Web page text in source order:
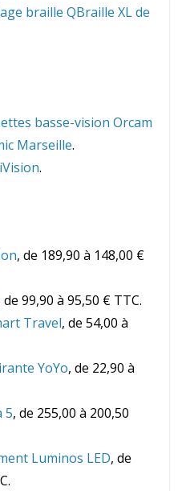
braille QBraille XL de
basse-vision Orcam
Marseille.
.
, de 189,90 à 148,00 €
de 99,90 à 95,50 € TTC.
Travel, de 54,00 à
YoYo, de 22,90 à
5, de 255,00 à 200,50
Luminos LED, de